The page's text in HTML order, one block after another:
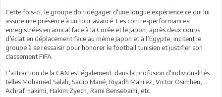
Cette fois-ci, le groupe doit dégager d'une longue expérience ce qui lui
assure une présence à un tour avancé. Les contre-performances
enregistrées en amical face à la Corée et le Japon, après deux coups
d’éclat en déplacement face au même Japon et à l’Egypte, incitent le
groupe à se ressaisir pour honorer le football tunisien et justifier son
classement FIFA.
L'attraction de la CAN est également dans la profusion d'individualités
telles Mohamed Salah, Sadio Mané, Riyadh Mahrez, Victor Osimhen,
Achraf Hakimi, Hakim Zyech, Rami Bensebaïni, etc.